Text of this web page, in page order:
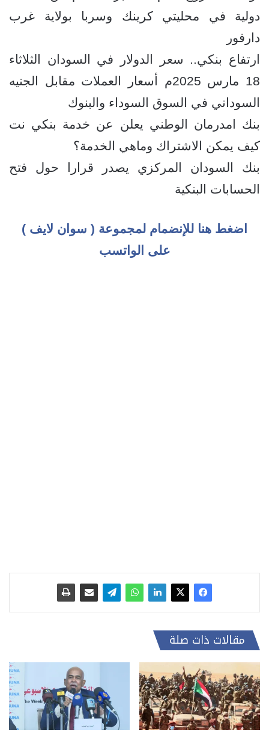
دولية في محليتي كرينك وسربا بولاية غرب
دارفور
ارتفاع بنكي.. سعر الدولار في السودان الثلاثاء
18 مارس 2025م أسعار العملات مقابل الجنيه
السوداني في السوق السوداء والبنوك
بنك امدرمان الوطني يعلن عن خدمة بنكي نت
كيف يمكن الاشتراك وماهي الخدمة؟
بنك السودان المركزي يصدر قرارا حول فتح
الحسابات البنكية
اضغط هنا للإنضمام لمجموعة ( سوان لايف )
على الواتسب
مقالات ذات صلة